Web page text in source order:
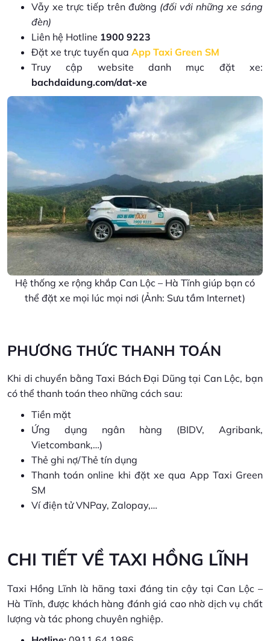
Vẫy xe trực tiếp trên đường (đối với những xe sáng
đèn)
Liên hệ Hotline 1900 9223
Đặt xe trực tuyến qua App Taxi Green SM
Truy cập website danh mục đặt xe:
bachdaidung.com/dat-xe
Hệ thống xe rộng khắp Can Lộc – Hà Tĩnh giúp bạn có
thể đặt xe mọi lúc mọi nơi (Ảnh: Sưu tầm Internet)
PHƯƠNG THỨC THANH TOÁN
Khi di chuyển bằng Taxi Bách Đại Dũng tại Can Lộc, bạn
có thể thanh toán theo những cách sau:
Tiền mặt
Ứng dụng ngân hàng (BIDV, Agribank,
Vietcombank,…)
Thẻ ghi nợ/Thẻ tín dụng
Thanh toán online khi đặt xe qua App Taxi Green
SM
Ví điện tử VNPay, Zalopay,…
CHI TIẾT VỀ TAXI HỒNG LĨNH
Taxi Hồng Lĩnh là hãng taxi đáng tin cậy tại Can Lộc –
Hà Tĩnh, được khách hàng đánh giá cao nhờ dịch vụ chất
lượng và tác phong chuyên nghiệp.